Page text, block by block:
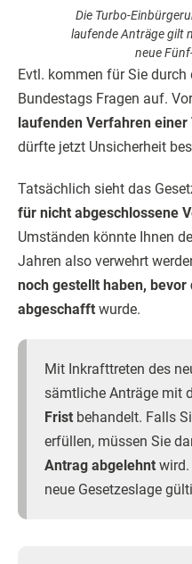
Die Turbo-
laufende Anträge gilt
neue
Evtl. kommen für Sie durch
Bundestags Fragen auf.
laufenden Verfahren
dürfte jetzt Unsicherheit
Tatsächlich sieht das
für nicht abgeschlossene
Umständen könnte Ihnen
Jahren also verwehrt
noch gestellt haben,
abgeschafft wurde.
Mit Inkrafttreten des
sämtliche Anträge mit
Frist behandelt. Falls
erfüllen, müssen Sie
Antrag abgelehnt
neue Gesetzeslage